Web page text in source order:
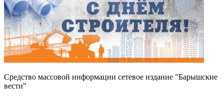
Средство массовой информации сетевое издание "Барышские
вести"